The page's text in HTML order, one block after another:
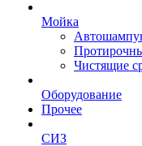
Мойка
Чистящие
Оборудование
Прочее
СИЗ